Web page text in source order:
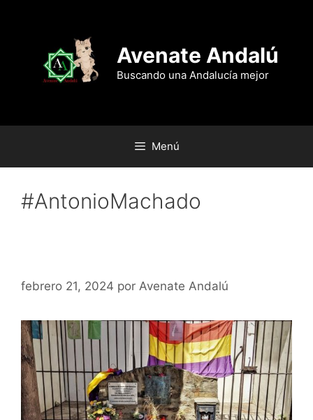
Avenate Andalú
Buscando una Andalucía mejor
Menú
#AntonioMachado
febrero 21, 2024 por Avenate Andalú